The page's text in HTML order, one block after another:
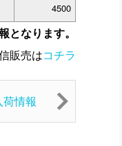
4500
となります。
販売はコチラ
情報